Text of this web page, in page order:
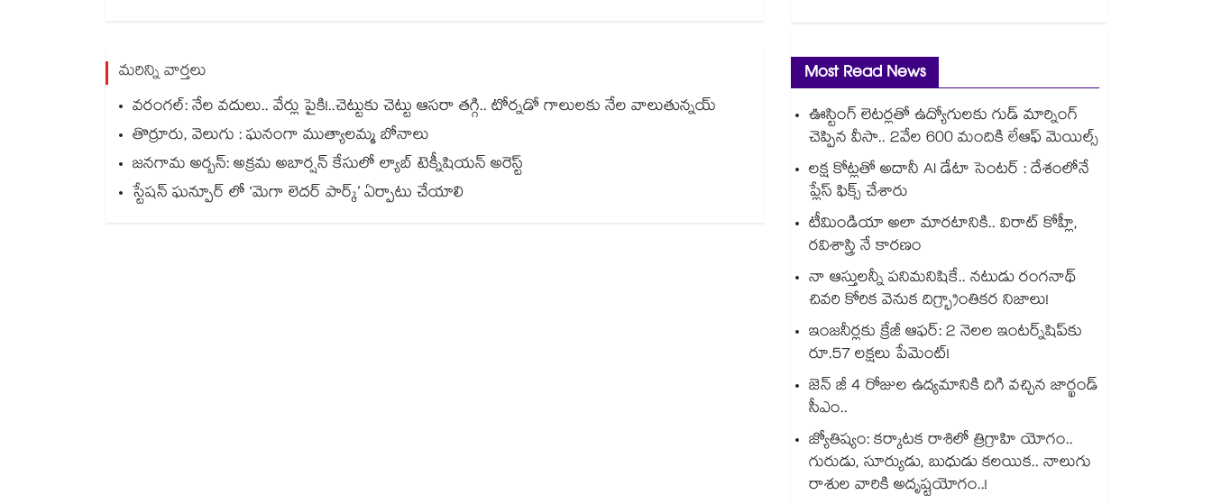
మరిన్ని వార్తలు
వరంగల్‍: నేల వదులు.. వేర్లు పైకి!..చెట్టుకు చెట్టు ఆసరా తగ్గి.. టోర్నడో గాలులకు నేల వాలుతున్నయ్
తొర్రూరు, వెలుగు : ఘనంగా ముత్యాలమ్మ బోనాలు
జనగామ అర్బన్: అక్రమ అబార్షన్ కేసులో ల్యాబ్ టెక్నీషియన్ అరెస్ట్
స్టేషన్ ఘన్పూర్ లో ‘మెగా లెదర్ పార్క్’ ఏర్పాటు చేయాలి
Most Read News
ఊస్టింగ్ లెటర్లతో ఉద్యోగులకు గుడ్ మార్నింగ్
చెప్పిన వీసా.. 2వేల 600 మందికి లేఆఫ్ మెయిల్స్
లక్ష కోట్లతో అదానీ AI డేటా సెంటర్ : దేశంలోనే
ప్లేస్ ఫిక్స్ చేశారు
టీమిండియా అలా మారటానికి.. విరాట్ కోహ్లీ,
రవిశాస్త్రి నే కారణం
నా ఆస్తులన్నీ పనిమనిషికే.. నటుడు రంగనాథ్
చివరి కోరిక వెనుక దిగ్భ్రాంతికర నిజాలు!
ఇంజనీర్లకు క్రేజీ ఆఫర్: 2 నెలల ఇంటర్న్‌షిప్‌కు
రూ.57 లక్షలు పేమెంట్!
జెన్ జీ 4 రోజుల ఉద్యమానికి దిగి వచ్చిన జార్ఖండ్
సీఎం..
జ్యోతిష్యం: కర్కాటక రాశిలో త్రిగ్రాహి యోగం..
గురుడు, సూర్యుడు, బుధుడు కలయిక.. నాలుగు
రాశుల వారికి అదృష్టయోగం..!